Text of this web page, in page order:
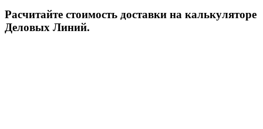
Расчитайте стоимость доставки на калькуляторе
Деловых Линий.